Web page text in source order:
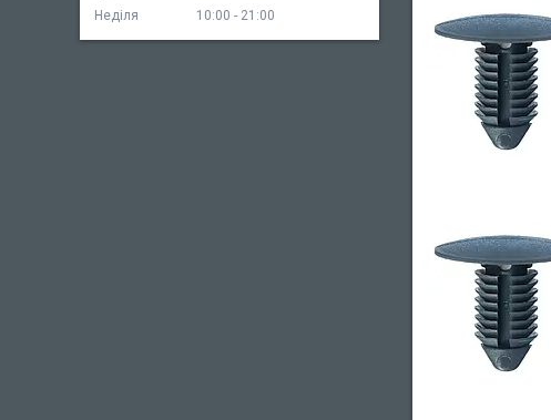
Неділя
10:00 21:00